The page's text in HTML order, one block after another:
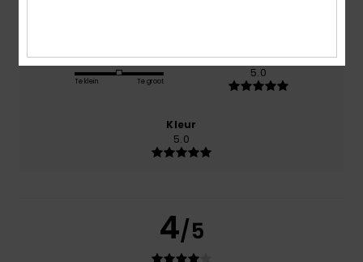
Maat
Te klein Te groot
Materiaal
5.0
Kleur
5.0
4/5